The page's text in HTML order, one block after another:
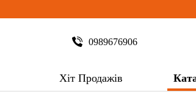
0989676906
Хіт Продажів